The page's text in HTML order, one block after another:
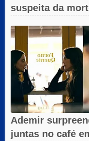
suspeita da
Ademir
juntas no café